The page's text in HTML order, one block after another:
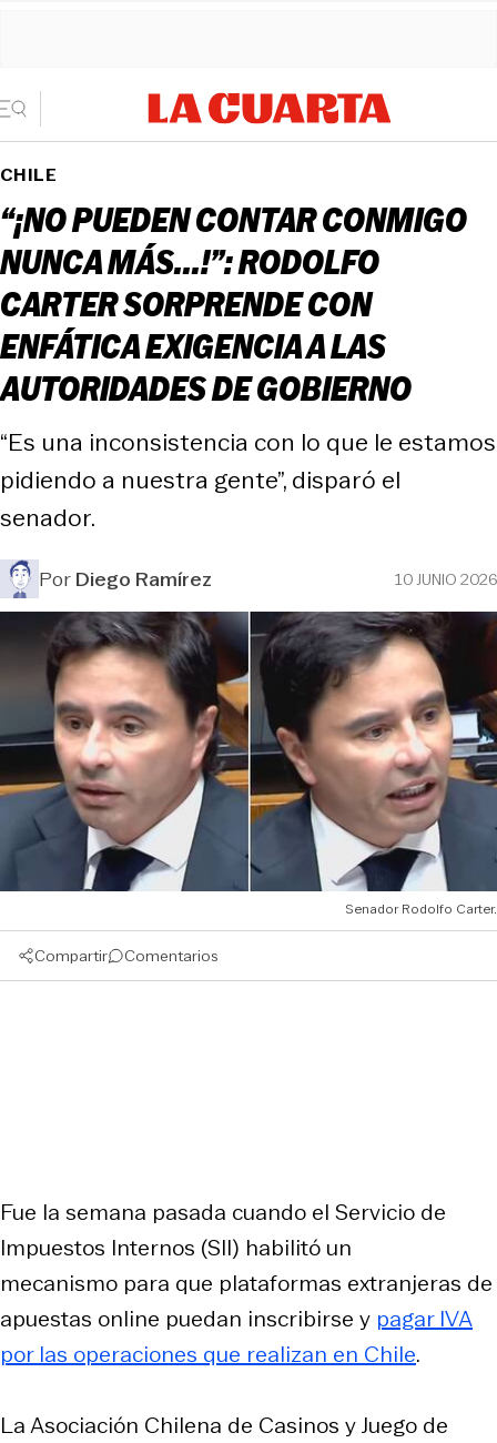
CHILE
“¡NO PUEDEN CONTAR CONMIGO
NUNCA MÁS...!”: RODOLFO
CARTER SORPRENDE CON
ENFÁTICA EXIGENCIA A LAS
AUTORIDADES DE GOBIERNO
“Es una inconsistencia con lo que le estamos
pidiendo a nuestra gente”, disparó el
senador.
PorDiego Ramírez 10 JUNIO 2026
Senador Rodolfo Carter.
Compartir Comentarios
Fue la semana pasada cuando el Servicio de
Impuestos Internos (SII) habilitó un
mecanismo para que plataformas extranjeras de
apuestas online puedan inscribirse y pagar IVA
por las operaciones que realizan en Chile.
La Asociación Chilena de Casinos y Juego de